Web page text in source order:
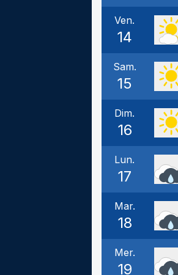
Ven.
14
Sam.
15
Dim.
16
Lun.
17
Mar.
18
Mer.
19